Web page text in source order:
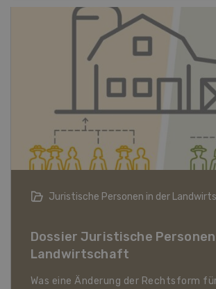
Bio-Artikel
Dossier Bio-Artikel